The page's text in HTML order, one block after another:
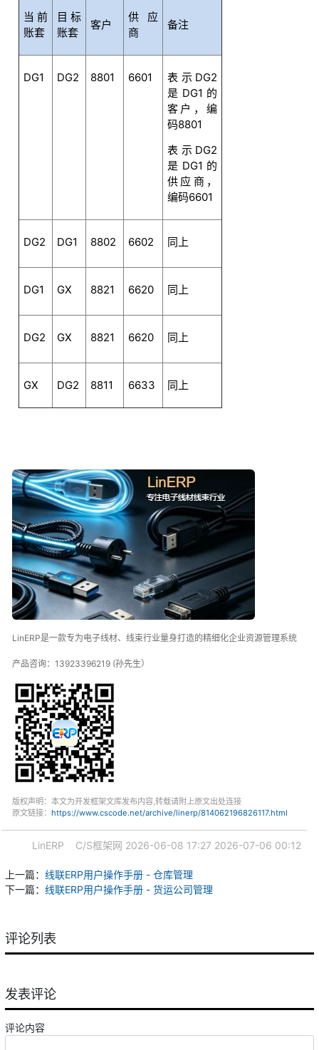
当前
账套
目标
账套
客户
供应
商
备注
DG1 DG2 8801 6601
表示DG2
是DG1的
客户，编
码8801
表示DG2
是DG1的
供应商，
编码6601
DG2 DG1 8802 6602 同上
DG1 GX 8821 6620 同上
DG2 GX 8821 6620 同上
GX DG2 8811 6633 同上
LinERP是一款专为电子线材、线束行业量身打造的精细化企业资源管理系统
产品咨询：13923396219 (孙先生）
版权声明：本文为开发框架文库发布内容,转载请附上原文出处连接
原文链接： https://www.cscode.net/archive/linerp/814062196826117.html
LinERP C/S框架网 2026-06-08 17:27 2026-07-06 00:12
上一篇： 线联ERP用户操作手册 - 仓库管理
下一篇： 线联ERP用户操作手册 - 货运公司管理
评论列表
发表评论
评论内容